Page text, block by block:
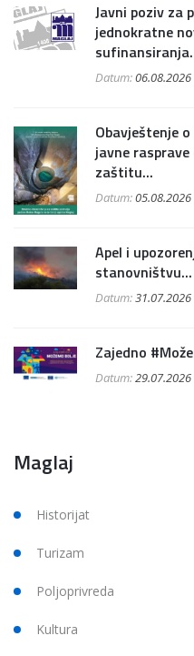
Javni poziv za
jednokratne
Datum:06.08.2026
Obavještenje
javne
zaštitu...
Datum:05.08.2026
Apel i
stanovništvu...
Datum:31.07.2026
Zajedno
Datum:29.07.2026
Maglaj
Historijat
Turizam
Poljoprivreda
Kultura